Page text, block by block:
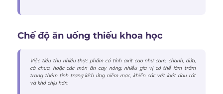
Chế độ ăn uống thiếu khoa học
Việc tiêu thụ nhiều thực phẩm có tính axit cao như cam, chanh, dứa,
cà chua, hoặc các món ăn cay nóng, nhiều gia vị có thể làm trầm
trọng thêm tình trạng kích ứng niêm mạc, khiến các vết loét đau rát
và khó chịu hơn.